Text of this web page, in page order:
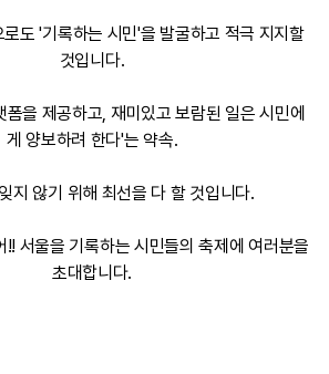
도 '기록하는 시민'을 발굴하고 적극 지지할
것입니다.
폼을 제공하고, 재미있고 보람된 일은 시민에
게 양보하려 한다'는 약속.
지 않기 위해 최선을 다 할 것입니다.
서울을 기록하는 시민들의 축제에 여러분을
초대합니다.